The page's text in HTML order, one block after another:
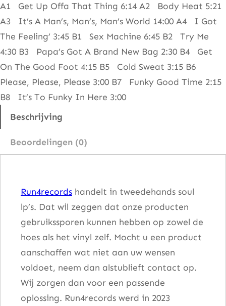
o
w
n
–
G
r
e
t
A1 Get Up Offa That Thing 6:14 A2 Body Heat 5:21
A3 It’s A Man’s, Man’s, Man’s World 14:00 A4 I Got
The Feeling’ 3:45 B1 Sex Machine 6:45 B2 Try Me
4:30 B3 Papa’s Got A Brand New Bag 2:30 B4 Get
On The Good Foot 4:15 B5 Cold Sweat 3:15 B6
Please, Please, Please 3:00 B7 Funky Good Time 2:15
B8 It’s To Funky In Here 3:00
Beschrijving
Beoordelingen (0)
Run4records handelt in tweedehands soul
lp’s. Dat wil zeggen dat onze producten
gebruikssporen kunnen hebben op zowel de
hoes als het vinyl zelf. Mocht u een product
aanschaffen wat niet aan uw wensen
voldoet, neem dan alstublieft contact op.
Wij zorgen dan voor een passende
oplossing. Run4records werd in 2023